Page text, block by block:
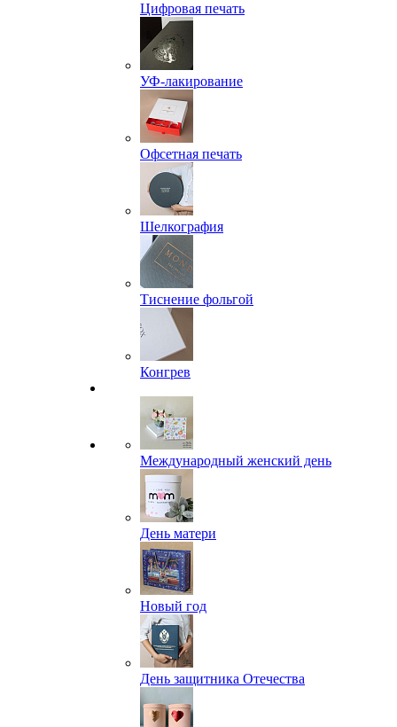
Цифровая печать
УФ-лакирование
Офсетная печать
Шелкография
Тиснение фольгой
Конгрев
Международный женский день
День матери
Новый год
День защитника Отечества